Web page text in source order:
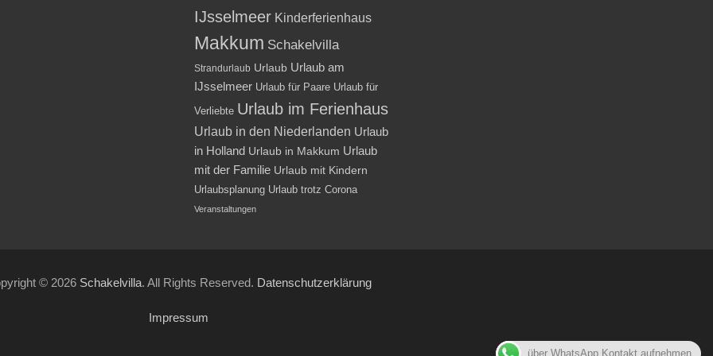
IJsselmeer Kinderferienhaus
Makkum Schakelvilla
Strandurlaub Urlaub Urlaub am
IJsselmeer Urlaub für Paare Urlaub für
Verliebte Urlaub im Ferienhaus
Urlaub in den Niederlanden Urlaub
in Holland Urlaub in Makkum Urlaub
mit der Familie Urlaub mit Kindern
Urlaubsplanung Urlaub trotz Corona
Veranstaltungen
© 2026 Schakelvilla. All Rights Reserved. Datenschutzerklärung
Impressum
über WhatsApp Kontakt aufnehmen